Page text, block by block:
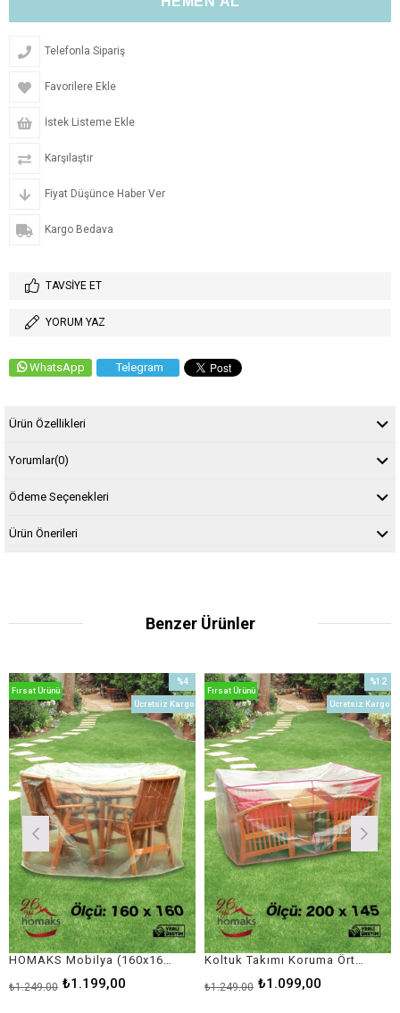
Telefonla Sipariş
Favorilere Ekle
İstek Listeme Ekle
Karşılaştır
Fiyat Düşünce Haber Ver
Kargo Bedava
TAVSIYE ET
YORUM YAZ
WhatsApp Telegram
Ürün Özellikleri
Yorumlar(0)
Ödeme Seçenekleri
Ürün Önerileri
Benzer Ürünler
HOMAKS Mobilya (160x160) Koruma Örtüsü
₺1.199,00
%4
İndirim
%4İndirim
Ücretsiz Kargo
Koltuk Takımı Koruma Örtüsü 200
₺1.099,00
%12
İndirim
%12İndirim
Ücretsiz Kargo
Fırsat Ürünü Fırsat Ürünü